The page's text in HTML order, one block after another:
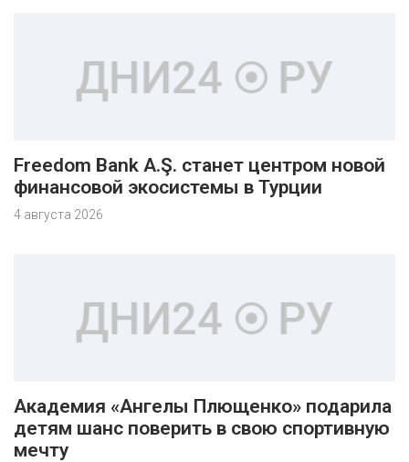
Freedom Bank A.Ş. станет центром новой
финансовой экосистемы в Турции
4 августа 2026
Академия «Ангелы Плющенко» подарила
детям шанс поверить в свою спортивную
мечту